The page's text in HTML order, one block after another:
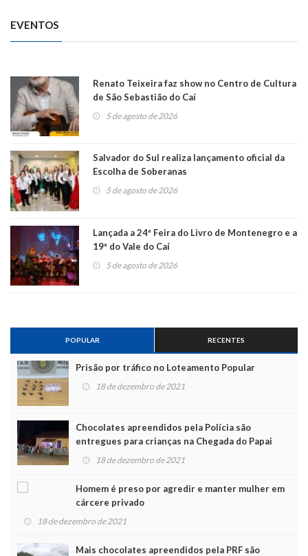
EVENTOS
Renato Teixeira faz show no Centro de Cultura
de São Sebastião do Caí
5 de agosto de 2026
Salvador do Sul realiza lançamento oficial da
Escolha de Soberanas
5 de agosto de 2026
Lançada a 24ª Feira do Livro de Montenegro e a
19ª do Vale do Caí
5 de agosto de 2026
POPULAR RECENTES
Prisão por tráfico no Loteamento Popular
18 de dezembro de 2021
Chocolates apreendidos pela Polícia são
entregues para crianças na Chegada do Papai
Noel
18 de dezembro de 2021
Homem é preso por agredir e manter mulher em
cárcere privado
18 de dezembro de 2021
Mais chocolates apreendidos pela PRF são